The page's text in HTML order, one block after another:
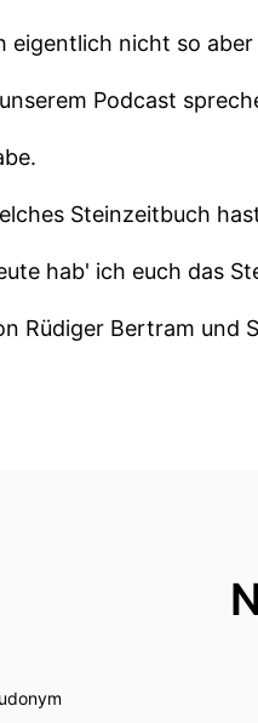
eigentlich nicht so
Podcast
Steinzeitbuch
hab' ich euch das
Rüdiger Bertram und